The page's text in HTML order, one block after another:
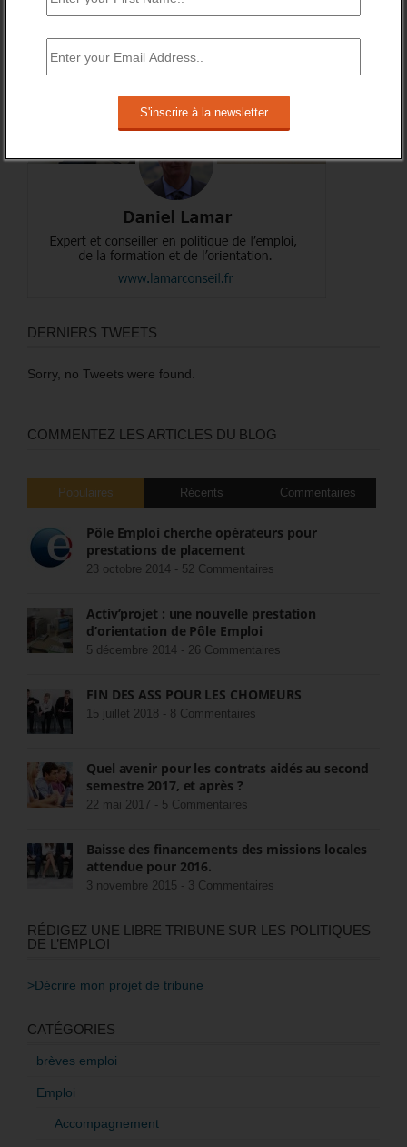
DERNIERS TWEETS
Sorry, no Tweets were found.
COMMENTEZ LES ARTICLES DU BLOG
Populaires Récents Commentaires
Pôle Emploi cherche opérateurs pour
prestations de placement
23 octobre 2014 - 52 Commentaires
Activ’projet : une nouvelle prestation
d’orientation de Pôle Emploi
5 décembre 2014 - 26 Commentaires
FIN DES ASS POUR LES CHÔMEURS
15 juillet 2018 - 8 Commentaires
Quel avenir pour les contrats aidés au second
semestre 2017, et après ?
22 mai 2017 - 5 Commentaires
Baisse des financements des missions locales
attendue pour 2016.
3 novembre 2015 - 3 Commentaires
RÉDIGEZ UNE LIBRE TRIBUNE SUR LES POLITIQUES
DE L’EMPLOI
>Décrire mon projet de tribune
CATÉGORIES
brèves emploi
Emploi
Accompagnement